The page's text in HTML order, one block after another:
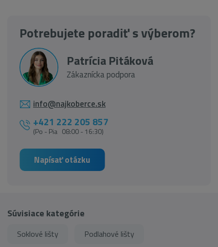
Potrebujete poradiť s výberom?
Patrícia Pitáková
Zákaznícka podpora
info@najkoberce.sk
+421 222 205 857
(Po - Pia 08:00 - 16:30)
Napísať otázku
Súvisiace kategórie
Soklové lišty Podlahové lišty